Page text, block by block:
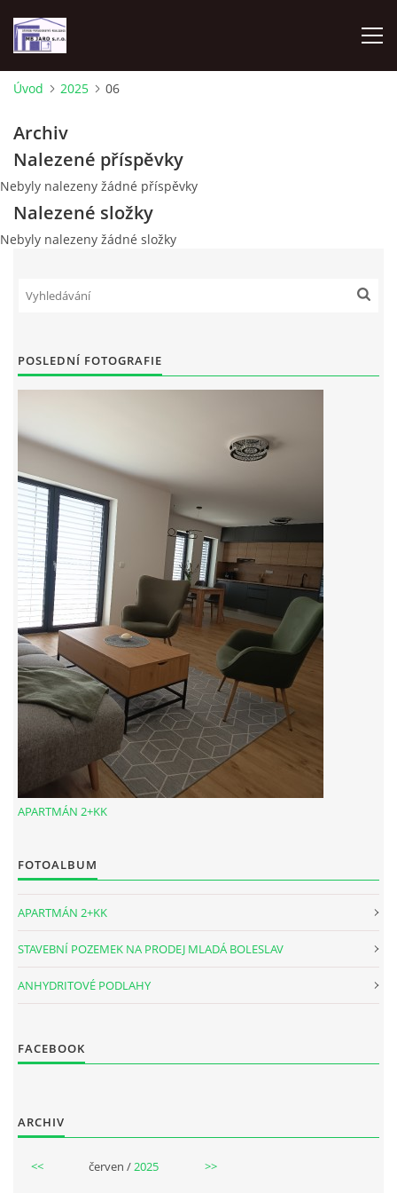
FOTOALBUM
29306 Kosmonosy
00420 602 836 754
info@mbjaro.com
© 2026 eStránky.cz |RSS
Úvod 2025 06
Archiv
Nalezené příspěvky
Nebyly nalezeny žádné příspěvky
Nalezené složky
Nebyly nalezeny žádné složky
POSLEDNÍ FOTOGRAFIE
APARTMÁN 2+KK
FOTOALBUM
APARTMÁN 2+KK
STAVEBNÍ POZEMEK NA PRODEJ MLADÁ BOLESLAV
ANHYDRITOVÉ PODLAHY
FACEBOOK
ARCHIV
<< červen /2025 >>